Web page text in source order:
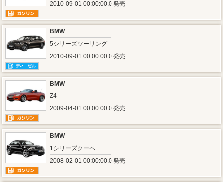
2010-09-01 00:00:00.0 発売
BMW
5シリーズツーリング
2010-09-01 00:00:00.0 発売
BMW
Z4
2009-04-01 00:00:00.0 発売
BMW
1シリーズクーペ
2008-02-01 00:00:00.0 発売